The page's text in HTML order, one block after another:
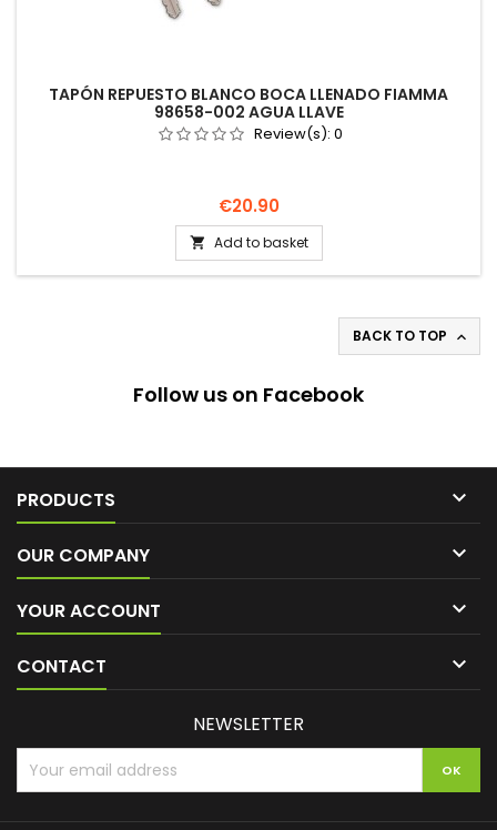
TAPÓN REPUESTO BLANCO BOCA LLENADO FIAMMA
98658-002 AGUA LLAVE
Review(s): 0
Price
€20.90
 Add to basket
BACK TO TOP 
Follow us on Facebook
PRODUCTS 
OUR COMPANY 
YOUR ACCOUNT 
CONTACT 
NEWSLETTER